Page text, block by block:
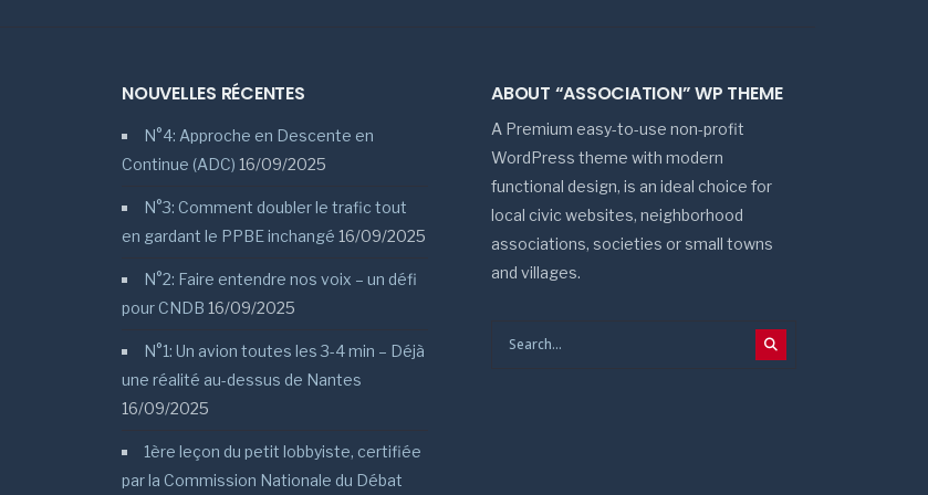
NOUVELLES RÉCENTES
N°4: Approche en Descente en
Continue (ADC) 16/09/2025
N°3: Comment doubler le trafic tout
en gardant le PPBE inchangé 16/09/2025
N°2: Faire entendre nos voix – un défi
pour CNDB 16/09/2025
N°1: Un avion toutes les 3-4 min – Déjà
une réalité au-dessus de Nantes
16/09/2025
1ère leçon du petit lobbyiste, certifiée
par la Commission Nationale du Débat
ABOUT “ASSOCIATION” WP THEME
A Premium easy-to-use non-profit
WordPress theme with modern
functional design, is an ideal choice for
local civic websites, neighborhood
associations, societies or small towns
and villages.